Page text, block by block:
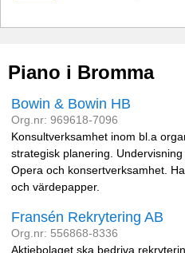
Piano i Bromma
Bowin & Bowin HB
Org.nr: 969618-7096
Konsultverksamhet inom bl.a
strategisk planering.
Opera och konsertverksamhet.
och värdepapper.
Fransén Rekrytering AB
Org.nr: 556868-8336
Aktiebolaget ska bedriva